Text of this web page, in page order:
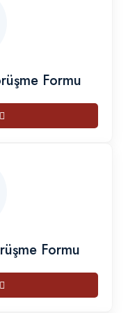
Formu
Formu